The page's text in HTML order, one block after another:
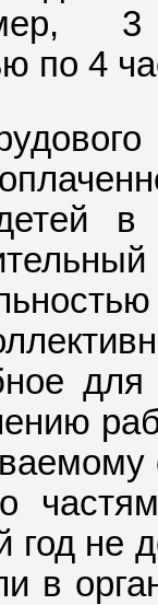
по 4
в
не
в